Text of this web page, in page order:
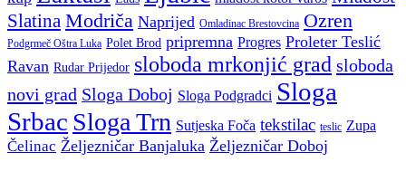
Slatina Modriča Naprijed Omladinac Brestovcina Ozren
Podgrmeč Oštra Luka Polet Brod pripremna Progres Proleter Teslić
Ravan Rudar Prijedor sloboda mrkonjić grad sloboda
novi grad Sloga Doboj Sloga Podgradci Sloga
Srbac Sloga Trn Sutjeska Foča tekstilac teslic Zupa
Čelinac Željezničar Banjaluka Željezničar Doboj